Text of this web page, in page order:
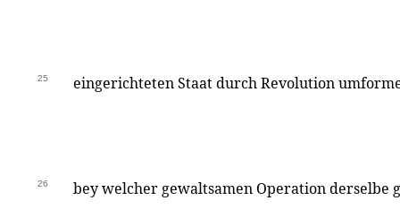
25 eingerichteten Staat durch Revolution
26 bey welcher gewaltsamen Operation derselbe